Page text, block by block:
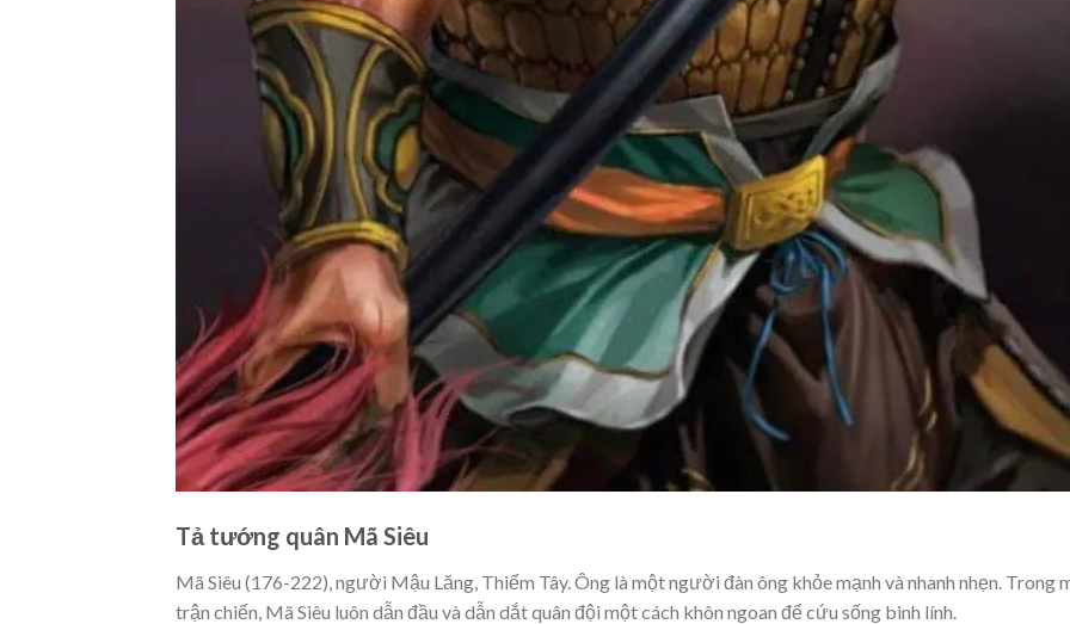
Tả tướng quân Mã Siêu
Mã Siêu (176-222), người Mậu Lăng, Thiểm Tây. Ông là một người đàn ông khỏe mạnh và nhanh nhẹn. Trong
trận chiến, Mã Siêu luôn dẫn đầu và dẫn dắt quân đội một cách khôn ngoan để cứu sống binh lính.